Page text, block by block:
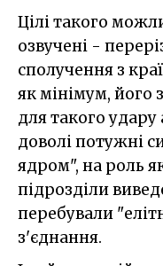
Цілі такого
озвучені -
сполучення з
як мінімум, його
для такого
доволі потужні
ядром", на роль
підрозділи
перебували
з'єднання.